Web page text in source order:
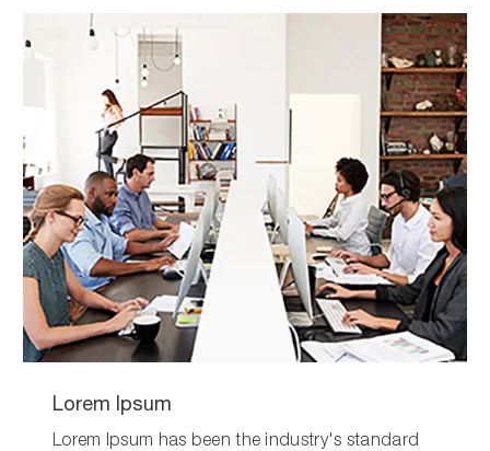
Lorem Ipsum
Lorem Ipsum has been the industry's standard